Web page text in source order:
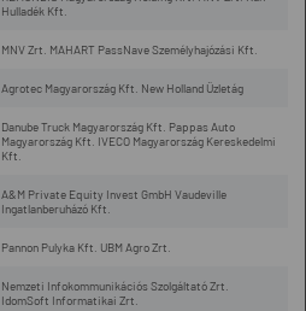
Hulladék Kft.
MNV Zrt. MAHART PassNave Személyhajózási Kft.
Agrotec Magyarország Kft. New Holland Üzletág
Danube Truck Magyarország Kft. Pappas Auto
Magyarország Kft. IVECO Magyarország Kereskedelmi
Kft.
A&M Private Equity Invest GmbH Vaudeville
Ingatlanberuházó Kft.
Pannon Pulyka Kft. UBM Agro Zrt.
Nemzeti Infokommunikációs Szolgáltató Zrt.
IdomSoft Informatikai Zrt.